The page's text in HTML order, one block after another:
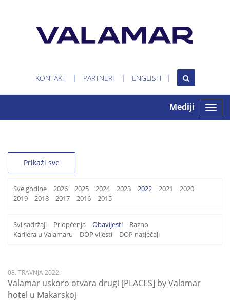
KONTAKT PARTNERI ENGLISH
Toggle
Mediji
Prikaži sve
Sve godine 2026 2025 2024 2023 2022 2021
2020
2019
2018 2017 2016 2015
Svi sadržaji Priopćenja Obavijesti
Razno
Karijera u Valamaru
DOP vijesti DOP natječaji
08. TRAVNJA 2022.
Valamar uskoro otvara drugi [PLACES] by Valamar
hotel u Makarskoj